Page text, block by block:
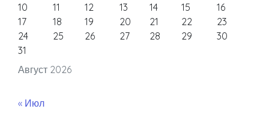
Август 2026
10
11 12 13 14 15
16
17
18 19 20 21 22
23
24
25 26 27 28 29
30
31
« Июл